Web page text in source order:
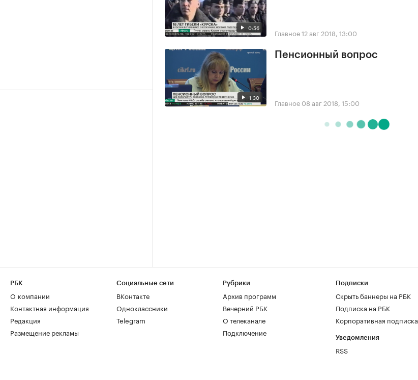
0:56 Главное12 авг 2018, 13:00
1:30
Пенсионный вопрос
Главное 08 авг 2018, 15:00
РБК
О компании
Контактная информация
Редакция
Размещение рекламы
Социальные сети
ВКонтакте
Одноклассники
Telegram
Рубрики
Архив программ
Вечерний РБК
О телеканале
Подключение
Подписки
Скрыть баннеры на РБК
Подписка на РБК
Корпоративная подписка
Уведомления
RSS